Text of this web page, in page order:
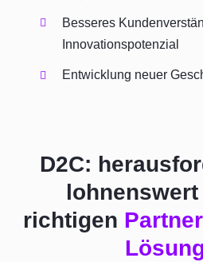
Besseres
Innovationspotenzial
Entwicklung neuer
D2C:
richtigen